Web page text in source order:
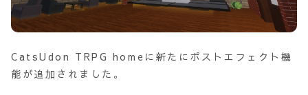
CatsUdon TRPG homeに新たにポストエフェクト機
能が追加されました。